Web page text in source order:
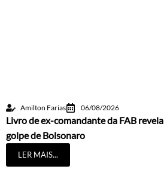
Amilton Farias 06/08/2026
Livro de ex-comandante da FAB revela
golpe de Bolsonaro
LER MAIS...